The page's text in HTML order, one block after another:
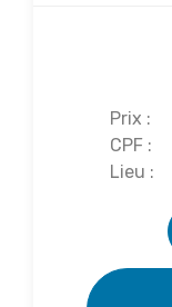
Prix :
CPF :
Lieu :